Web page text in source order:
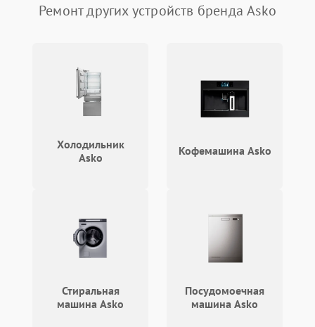
конденсатора
Подробнее →
Ремонт других устройств бренда Asko
Холодильник
Asko
Кофемашина Asko
Стиральная
машина Asko
Посудомоечная
машина Asko